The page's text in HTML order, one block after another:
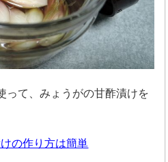
って、みょうがの甘酢漬けを
の作り方は簡単